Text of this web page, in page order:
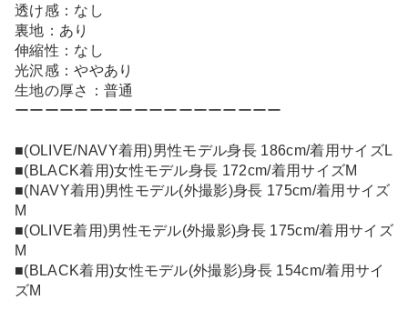
透け感：なし
裏地：あり
伸縮性：なし
光沢感：ややあり
生地の厚さ：普通
ーーーーーーーーーーーーーーーーーー
■(OLIVE/NAVY着用)男性モデル身長 186cm/着用サイズL
■(BLACK着用)女性モデル身長 172cm/着用サイズM
■(NAVY着用)男性モデル(外撮影)身長 175cm/着用サイズ
M
■(OLIVE着用)男性モデル(外撮影)身長 175cm/着用サイズ
M
■(BLACK着用)女性モデル(外撮影)身長 154cm/着用サイ
ズM